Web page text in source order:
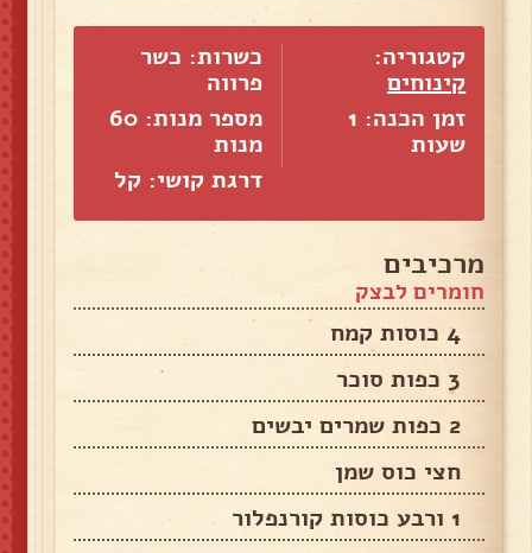
קטגוריה:
קינוחים
זמן הכנה: 1
שעות
כשרות: כשר
פרווה
מספר מנות: 60
מנות
דרגת קושי: קל
מרכיבים
חומרים לבצק
4 כוסות קמח
3 כפות סוכר
2 כפות שמרים יבשים
חצי כוס שמן
1 ורבע כוסות קורנפלור